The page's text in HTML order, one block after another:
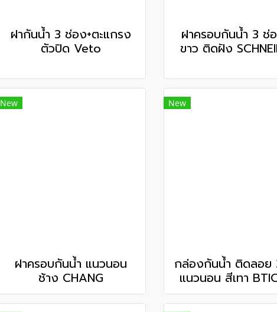
ฝากันน้ำ 3 ช่อง+ตะแกรง
ตัวปิด Veto
ฝาครอบกันน้ำ 3 ช่
ขาว ติดฝัง
New
ฝาครอบกันน้ำ แนวนอน
ช้าง CHANG
New
กล่องกันน้ำ ติดลอย
แนวนอน สีเทา